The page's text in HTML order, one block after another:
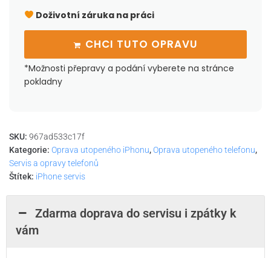
Doživotní záruka na práci
CHCI TUTO OPRAVU
*Možnosti přepravy a podání vyberete na stránce
pokladny
SKU: 967ad533c17f
Kategorie: Oprava utopeného iPhonu,Oprava utopeného telefonu,
Servis a opravy telefonů
Štítek: iPhone servis
Zdarma doprava do servisu i zpátky k
vám